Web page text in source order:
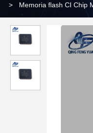
> Memoria flash CI Chip